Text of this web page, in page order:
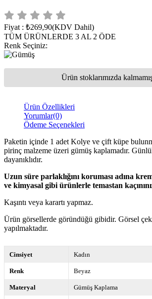
Fiyat : ₺269,90(KDV Dahil)
TÜM ÜRÜNLERDE 3 AL 2 ÖDE
Renk Seçiniz:
Ürün stoklarımızda
Ürün Özellikleri
Yorumlar(0)
Ödeme Seçenekleri
Paketin içinde 1 adet Kolye ve çift küpe
pirinç malzeme üzeri gümüş kaplamadır.
dayanıklıdır.
Uzun süre parlaklığını koruması adına
ve kimyasal gibi ürünlerle temastan
Kaşıntı veya karartı yapmaz.
Ürün görsellerde göründüğü gibidir. Görsel
yapılmaktadır.
Cinsiyet Kadın
Renk Beyaz
Materyal Gümüş Kaplama